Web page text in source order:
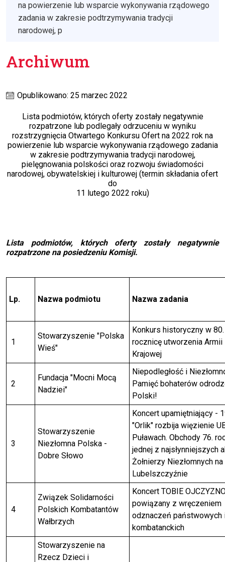
na powierzenie lub wsparcie wykonywania rządowego
zadania w zakresie podtrzymywania tradycji
narodowej, p
Archiwum
Opublikowano: 25 marzec 2022
Lista podmiotów, których oferty zostały negatywnie
rozpatrzone lub podlegały odrzuceniu w wyniku
rozstrzygnięcia Otwartego Konkursu Ofert na 2022 rok na
powierzenie lub wsparcie wykonywania rządowego zadania
w zakresie podtrzymywania tradycji narodowej,
pielęgnowania polskości oraz rozwoju świadomości
narodowej, obywatelskiej i kulturowej (termin składania ofert
do
11 lutego 2022 roku)
Lista podmiotów, których oferty zostały negatywnie
rozpatrzone na posiedzeniu Komisji.
Lp. Nazwa podmiotu Nazwa zadania
1
Stowarzyszenie "Polska
Wieś"
Konkurs historyczny w 80.
rocznicę utworzenia Armii
Krajowej
2
Fundacja "Mocni Mocą
Nadziei"
Niepodległość i
Pamięć bohaterów
Polski!
3
Stowarzyszenie
Niezłomna Polska -
Dobre Słowo
Koncert upamiętniający -
"Orlik" rozbija więzienie
Puławach. Obchody 76.
jednej z najsłynniejszych
Żołnierzy Niezłomnych na
Lubelszczyźnie
4
Związek Solidarności
Polskich Kombatantów
Wałbrzych
Koncert TOBIE
powiązany z wręczeniem
odznaczeń państwowych
kombatanckich
Stowarzyszenie na
Rzecz Dzieci i